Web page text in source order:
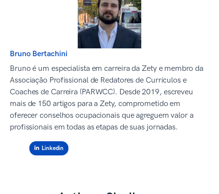
Bruno Bertachini
Bruno é um especialista em carreira da Zety e membro da
Associação Profissional de Redatores de Currículos e
Coaches de Carreira (PARWCC). Desde 2019, escreveu
mais de 150 artigos para a Zety, comprometido em
oferecer conselhos ocupacionais que agreguem valor a
profissionais em todas as etapas de suas jornadas.
Linkedin